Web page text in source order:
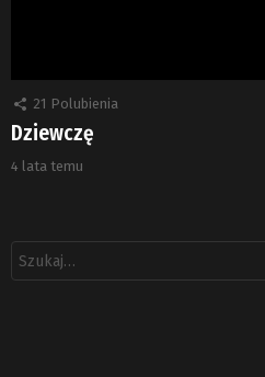
21 Polubienia
Dziewczę
4 lata temu